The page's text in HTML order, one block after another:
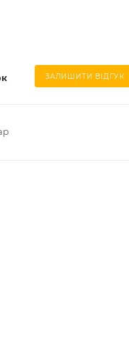
ЗАЛИШИТИ ВІДГУК